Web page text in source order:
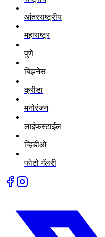
आंतरराष्ट्रीय
महाराष्ट्र
पुणे
बिझनेस
क्रीडा
मनोरंजन
लाईफस्टाईल
व्हिडीओ
फोटो गॅलरी